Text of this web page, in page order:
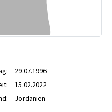
29.07.1996
15.02.2022
Jordanien